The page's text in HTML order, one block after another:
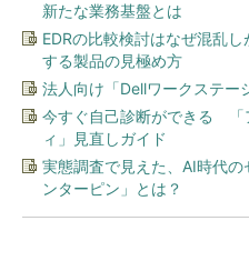
新たな業務基盤とは
EDRの比較検討はなぜ混乱
する製品の見極め方
法人向け「Dellワークステー
今すぐ自己診断ができる 「
ィ」見直しガイド
実態調査で見えた、AI時代
ンターピン」とは？